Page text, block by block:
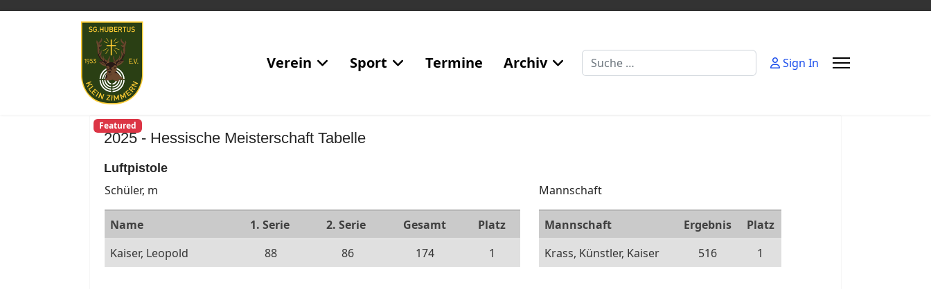
Verein Sport Termine Archiv Suchen Sign In
Featured
2025 - Hessische Meisterschaft Tabelle
Luftpistole
Schüler, m
Name 1. Serie 2. Serie Gesamt
Platz
Kaiser, Leopold
88 86 174 1
Mannschaft
Mannschaft Ergebnis
Platz
Krass, Künstler, Kaiser
516 1